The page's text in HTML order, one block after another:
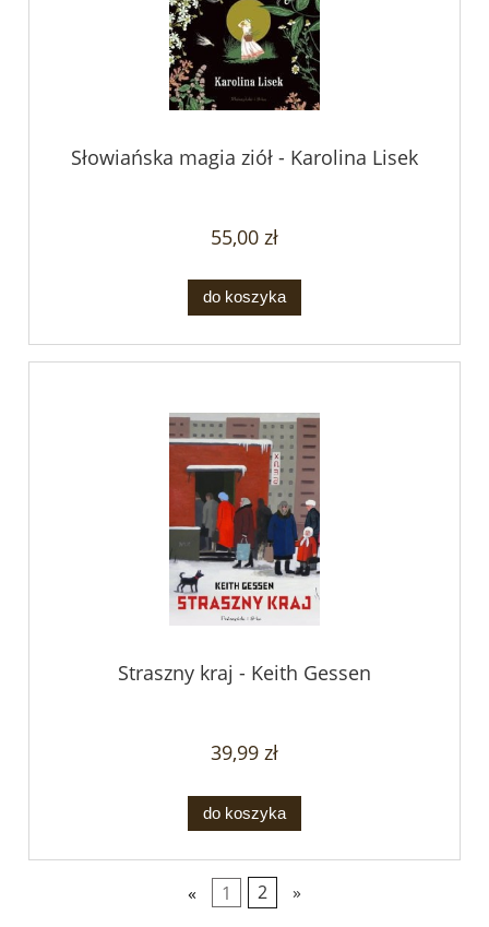
Słowiańska magia ziół - Karolina Lisek
55,00 zł
do koszyka
Straszny kraj - Keith Gessen
39,99 zł
do koszyka
« 1 2 »